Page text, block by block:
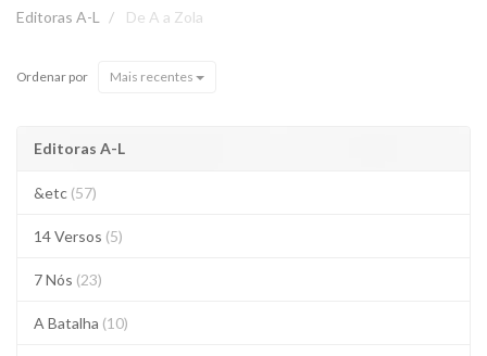
Editoras A-L De A a Zola
Ordenar por Mais recentes
Editoras A-L
&etc (57)
14 Versos (5)
7 Nós (23)
A Batalha (10)